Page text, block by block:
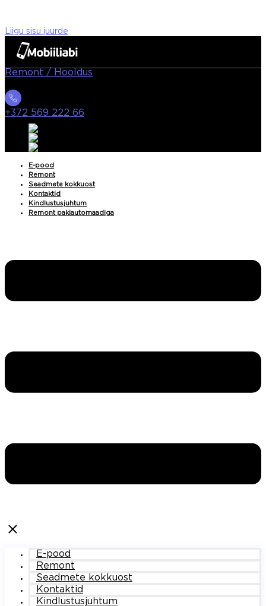
Liigu sisu juurde
Remont / Hooldus
+372 569 222 66
E-pood
Remont
Seadmete kokkuost
Kontaktid
Kindlustusjuhtum
Remont pakiautomaadiga
E-pood
Remont
Seadmete kokkuost
Kontaktid
Kindlustusjuhtum